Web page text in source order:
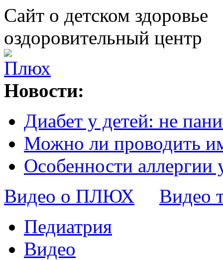
Сайт о детском здоровье
оздоровительный центр
Новости:
Диабет у детей: не
Можно ли проводить
Особенности аллергии
Видео о ПЛЮХ
Видео
Педиатрия
Видео